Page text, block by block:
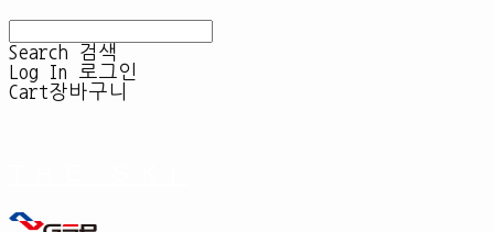
Search
검색
Log In
로그인
Cart장바구니